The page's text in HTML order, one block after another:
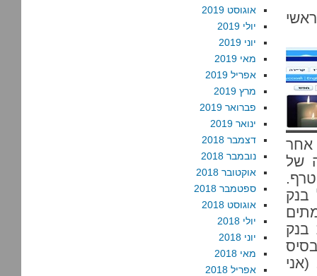
אחר
של
בנק
בנק
אוגוסט 2019
יולי 2019
יוני 2019
מאי 2019
אפריל 2019
מרץ 2019
פברואר 2019
ינואר 2019
דצמבר 2018
נובמבר 2018
אוקטובר 2018
ספטמבר 2018
אוגוסט 2018
יולי 2018
יוני 2018
מאי 2018
אפריל 2018